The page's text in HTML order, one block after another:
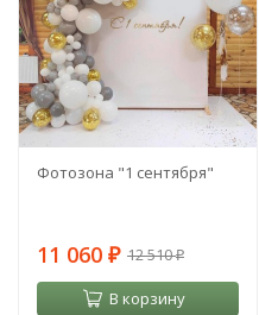
Фотозона "1 сентября"
11 060 ₽ 12 510₽
В корзину